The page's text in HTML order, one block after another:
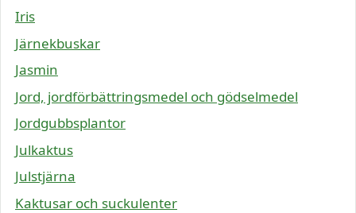
Iris
Järnekbuskar
Jasmin
Jord, jordförbättringsmedel och gödselmedel
Jordgubbsplantor
Julkaktus
Julstjärna
Kaktusar och suckulenter